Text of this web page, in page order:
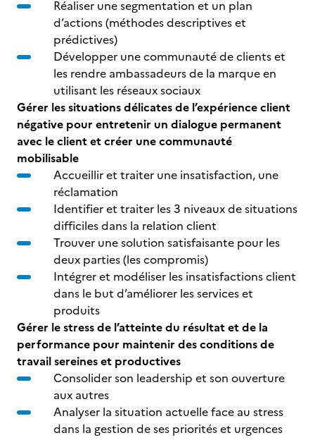
Réaliser une segmentation et un plan
d’actions (méthodes descriptives et
prédictives)
Développer une communauté de clients et
les rendre ambassadeurs de la marque en
utilisant les réseaux sociaux
Gérer les situations délicates de l’expérience client
négative pour entretenir un dialogue permanent
avec le client et créer une communauté
mobilisable
Accueillir et traiter une insatisfaction, une
réclamation
Identifier et traiter les 3 niveaux de situations
difficiles dans la relation client
Trouver une solution satisfaisante pour les
deux parties (les compromis)
Intégrer et modéliser les insatisfactions client
dans le but d’améliorer les services et
produits
Gérer le stress de l’atteinte du résultat et de la
performance pour maintenir des conditions de
travail sereines et productives
Consolider son leadership et son ouverture
aux autres
Analyser la situation actuelle face au stress
dans la gestion de ses priorités et urgences